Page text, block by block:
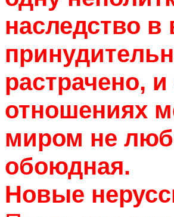
наследство
растрачено,
отношениях
миром не
обоюдная.
Новые